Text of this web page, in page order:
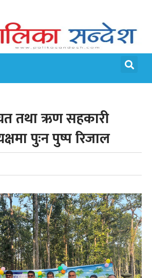
तथा ऋण सहकारी
पुःन पुष्प रिजाल